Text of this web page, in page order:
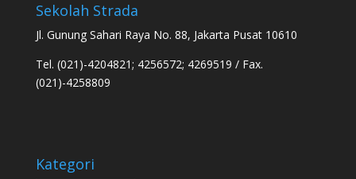
Sekolah Strada
Jl. Gunung Sahari Raya No. 88, Jakarta Pusat 10610
Tel. (021)-4204821; 4256572; 4269519 / Fax.
(021)-4258809
Kategori